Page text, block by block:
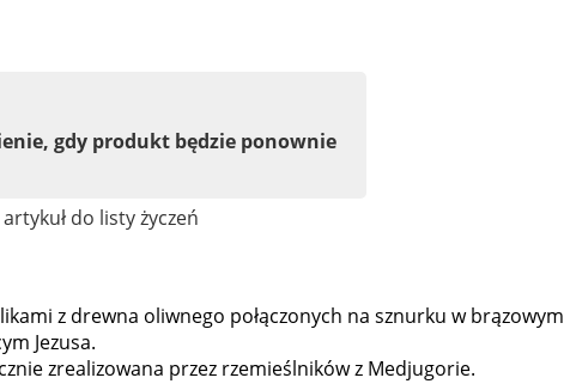
gdy produkt będzie ponownie
do listy życzeń
z drewna oliwnego połączonych na sznurku w brązowym
Jezusa.
zrealizowana przez rzemieślników z Medjugorie.